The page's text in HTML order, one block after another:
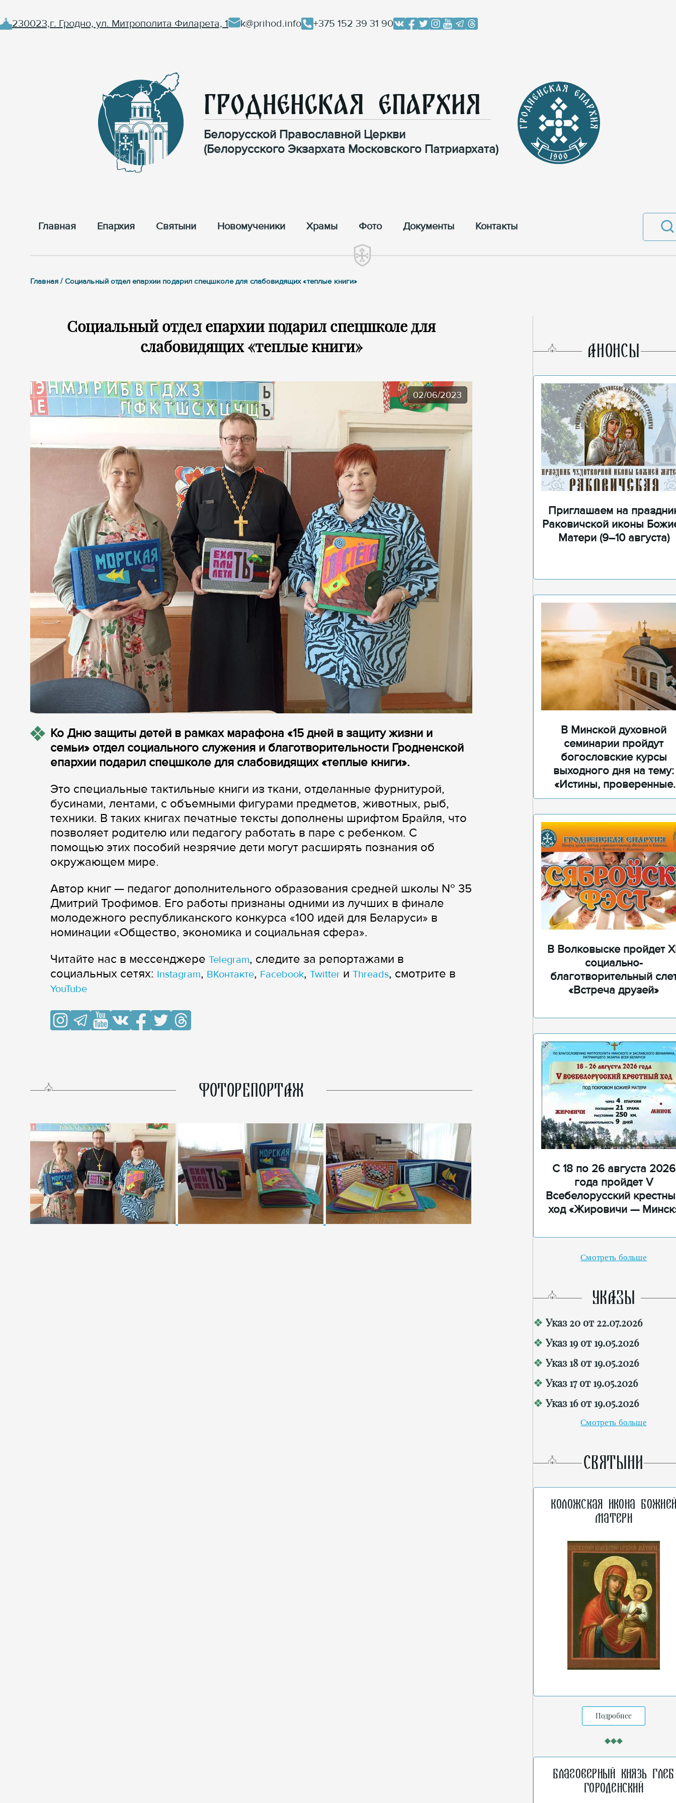
230023,г. Гродно, ул. Митрополита Филарета, 1 k@prihod.info +375 152 39 31 90
Гродненская Епархия
Белорусской Православной Церкви
(Белорусского Экзархата Московского Патриархата)
Главная Епархия Cвятыни Новомученики Храмы Фото Документы Контакты
Главная / Социальный отдел епархии подарил спецшколе для слабовидящих «теплые книги»
Социальный отдел епархии подарил спецшколе для
слабовидящих «теплые книги»
02/06/2023
Ко Дню защиты детей в рамках марафона «15 дней в защиту жизни и
семьи» отдел социального служения и благотворительности Гродненской
епархии подарил спецшколе для слабовидящих «теплые книги».
Это специальные тактильные книги из ткани, отделанные фурнитурой,
бусинами, лентами, с объемными фигурами предметов, животных, рыб,
техники. В таких книгах печатные тексты дополнены шрифтом Брайля, что
позволяет родителю или педагогу работать в паре с ребенком. С
помощью этих пособий незрячие дети могут расширять познания об
окружающем мире.
Автор книг — педагог дополнительного образования средней школы № 35
Дмитрий Трофимов. Его работы признаны одними из лучших в финале
молодежного республиканского конкурса «100 идей для Беларуси» в
номинации «Общество, экономика и социальная сфера».
Читайте нас в мессенджере Telegram, следите за репортажами в
cоциальных сетях: Instagram, ВКонтакте, Facebook, Twitter и Threads, смотрите в
YouTube
ФОТОРЕПОРТАЖ
AНОНСЫ
Приглашаем на
Раковичской иконы
Матери (9–10 августа)
В Минской духовной
семинарии пройдут
богословские курсы
выходного дня на тему:
«Истины, проверенные
временем»
В Волковыске пройдет
социально-
благотворительный
«Встреча друзей»
С 18 по 26 августа 2026
года пройдет V
Всебелорусский
ход «Жировичи —
Смотреть больше
УКАЗЫ
Указ 20 от 22.07.2026
Указ 19 от 19.05.2026
Указ 18 от 19.05.2026
Указ 17 от 19.05.2026
Указ 16 от 19.05.2026
Смотреть больше
СВЯТЫНИ
Коложская икона
Матери
Подробнее
Благоверный князь Глеб
Городенский